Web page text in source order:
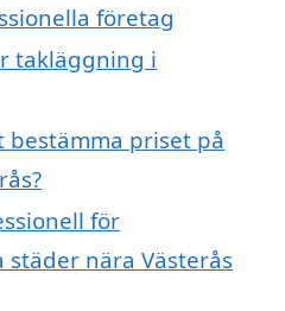
företag
takläggning i
priset på
för
nära Västerås